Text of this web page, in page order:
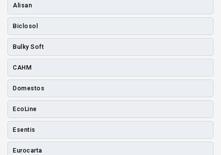
Alisan
Biclosol
Bulky Soft
CAHM
Domestos
EcoLine
Esentis
Eurocarta